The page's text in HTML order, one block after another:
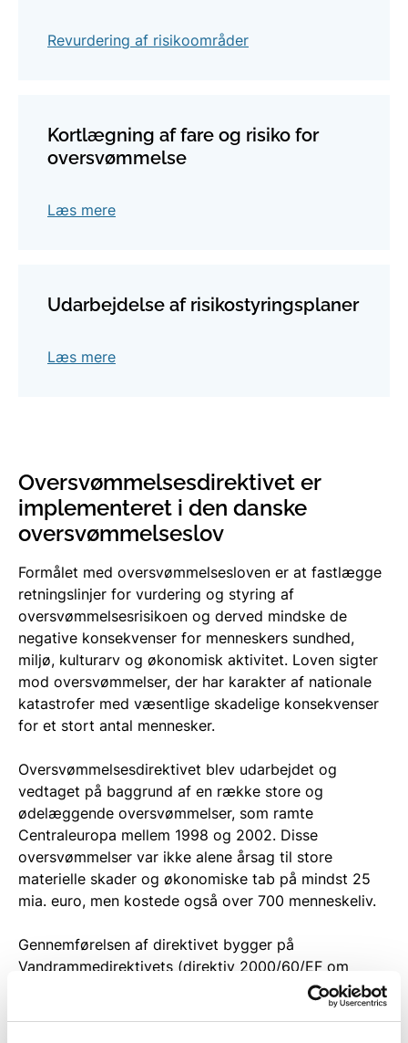
Revurdering af risikoområder
Kortlægning af fare og risiko for
oversvømmelse
Læs mere
Udarbejdelse af risikostyringsplaner
Læs mere
Oversvømmelsesdirektivet er
implementeret i den danske
oversvømmelseslov
Formålet med oversvømmelsesloven er at fastlægge
retningslinjer for vurdering og styring af
oversvømmelsesrisikoen og derved mindske de
negative konsekvenser for menneskers sundhed,
miljø, kulturarv og økonomisk aktivitet. Loven sigter
mod oversvømmelser, der har karakter af nationale
katastrofer med væsentlige skadelige konsekvenser
for et stort antal mennesker.
Oversvømmelsesdirektivet blev udarbejdet og
vedtaget på baggrund af en række store og
ødelæggende oversvømmelser, som ramte
Centraleuropa mellem 1998 og 2002. Disse
oversvømmelser var ikke alene årsag til store
materielle skader og økonomiske tab på mindst 25
mia. euro, men kostede også over 700 menneskeliv.
Gennemførelsen af direktivet bygger på
Vandrammedirektivets (direktiv 2000/60/EF om
fastlæggelse af en ramme for Fællesskabets politiske